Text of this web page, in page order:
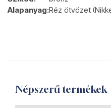
Alapanyag:Réz ötvözet
Népszerű termékek